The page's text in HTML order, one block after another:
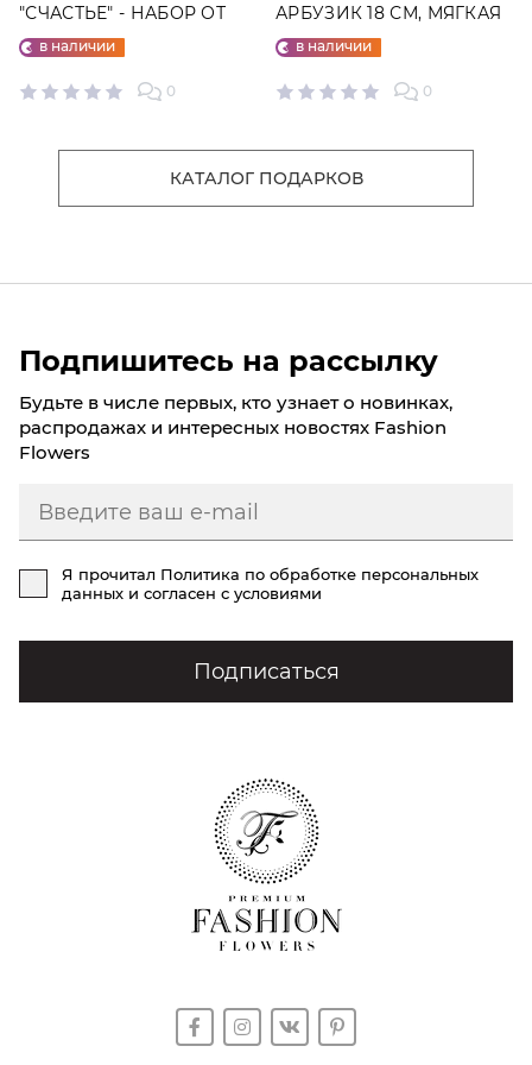
"СЧАСТЬЕ" - НАБОР ОТ
"ФАБРИКИ СЧАСТЬЕ"
в наличии
0
АРБУЗИК 18 СМ, МЯГКАЯ
ИГРУШКА
в наличии
0
КАТАЛОГ ПОДАРКОВ
Подпишитесь на рассылку
Будьте в числе первых, кто узнает о новинках,
распродажах и интересных новостях Fashion
Flowers
Я прочитал Политика по обработке персональных
данных и согласен с условиями
Подписаться